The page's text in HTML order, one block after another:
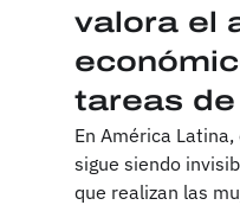
valora el
tareas
En América
sigue siendo
que realizan las